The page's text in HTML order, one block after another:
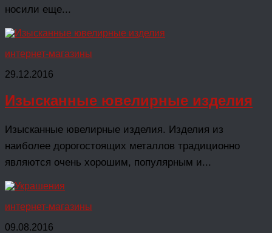
носили еще...
интернет-магазины
29.12.2016
Изысканные ювелирные изделия
Изысканные ювелирные изделия. Изделия из
наиболее дорогостоящих металлов традиционно
являются очень хорошим, популярным и...
интернет-магазины
09.08.2016